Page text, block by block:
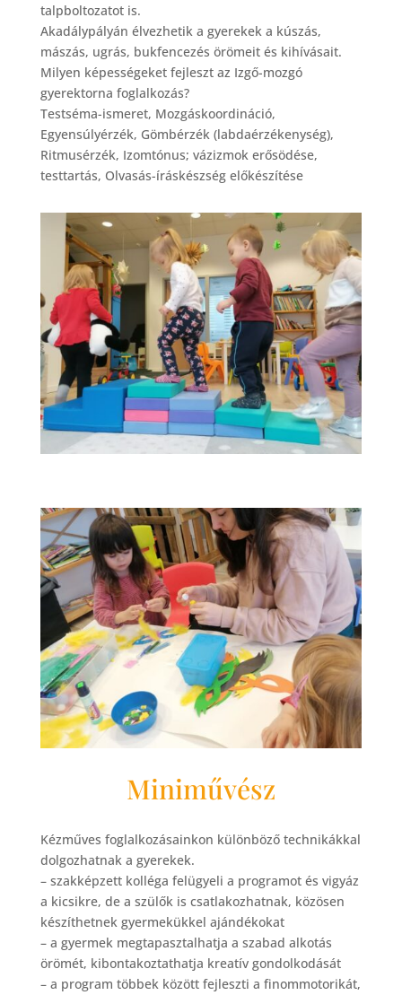
talpboltozatot is.
Akadálypályán élvezhetik a gyerekek a kúszás,
mászás, ugrás, bukfencezés örömeit és kihívásait.
Milyen képességeket fejleszt az Izgő-mozgó
gyerektorna foglalkozás?
Testséma-ismeret, Mozgáskoordináció,
Egyensúlyérzék, Gömbérzék (labdaérzékenység),
Ritmusérzék, Izomtónus; vázizmok erősödése,
testtartás, Olvasás-íráskészség előkészítése
Miniművész
Kézműves foglalkozásainkon különböző technikákkal
dolgozhatnak a gyerekek.
– szakképzett kolléga felügyeli a programot és vigyáz
a kicsikre, de a szülők is csatlakozhatnak, közösen
készíthetnek gyermekükkel ajándékokat
– a gyermek megtapasztalhatja a szabad alkotás
örömét, kibontakoztathatja kreatív gondolkodását
– a program többek között fejleszti a finommotorikát,